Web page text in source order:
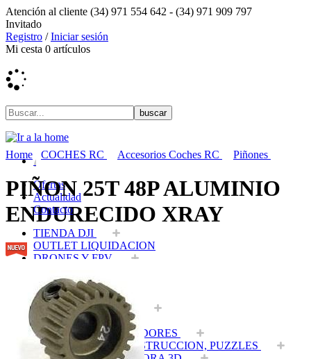
Atención al cliente (34) 971 554 642 - (34) 971 909 797
Invitado
Registro /Iniciar sesión
Mi cesta 0 artículos
Ofertas
Actualidad
Contacto
TIENDA DJI
OUTLET LIQUIDACION
DRONES Y FPV
COCHES RC
BARCOS RC
HELICOPTEROS RC
EQUIPOS RC
BATERIAS Y CARGADORES
JUEGOS MESA, CONSTRUCCION, PUZZLES
Home COCHES RC Accesorios Coches RC Piñones
PIÑON 25T 48P ALUMINIO
ENDURECIDO XRAY